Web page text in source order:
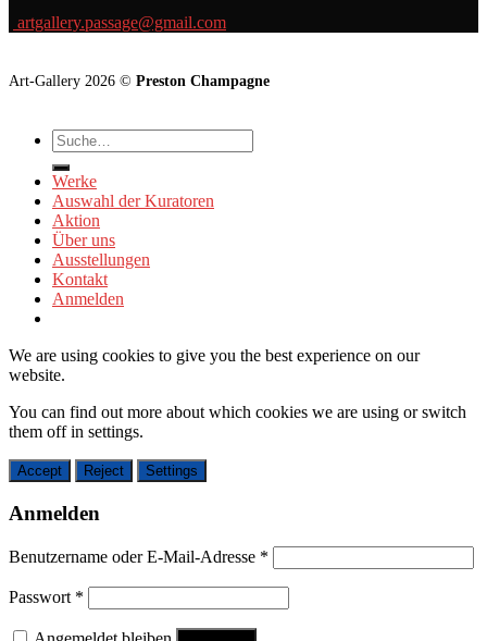
artgallery.passage@gmail.com
Art-Gallery 2026 © Preston Champagne
Suche
nach:
Werke
Auswahl der Kuratoren
Aktion
Über uns
Ausstellungen
Kontakt
Anmelden
We are using cookies to give you the best experience on our
website.
You can find out more about which cookies we are using or switch
them off in settings.
Accept Reject Settings
Anmelden
Benutzername oder E-Mail-Adresse *
Passwort *